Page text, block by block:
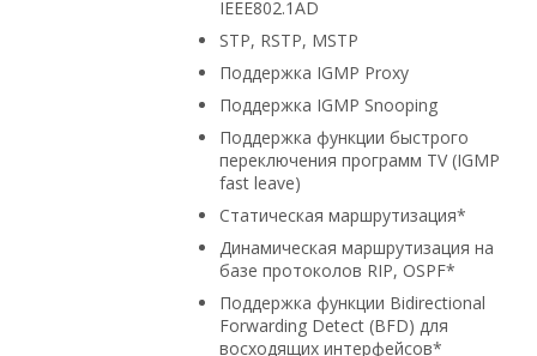
IEEE802.1AD
STP, RSTP, MSTP
Поддержка IGMP Proxy
Поддержка IGMP Snooping
Поддержка функции быстрого
переключения программ TV (IGMP
fast leave)
Статическая маршрутизация*
Динамическая маршрутизация на
базе протоколов RIP, OSPF*
Поддержка функции Bidirectional
Forwarding Detect (BFD) для
восходящих интерфейсов*